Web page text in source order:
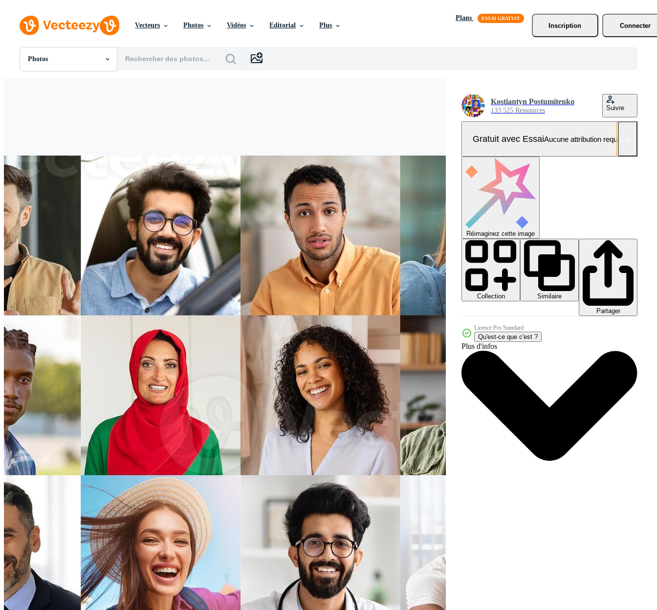
Vecteurs Photos Vidéos Editorial Plus
Plans
Inscription
Connecter
Photos
Toutes Images
Images Éditoriales
Événements Éditoriaux
Kostiantyn Postumitenko
133 525 Ressources Suivre
Gratuit avec EssaiAucune attribution requise
Réimaginez cette image
Collection
Similaire
Partager
Licence Pro Standard
Qu'est-ce que c'est ?
Plus d'infos